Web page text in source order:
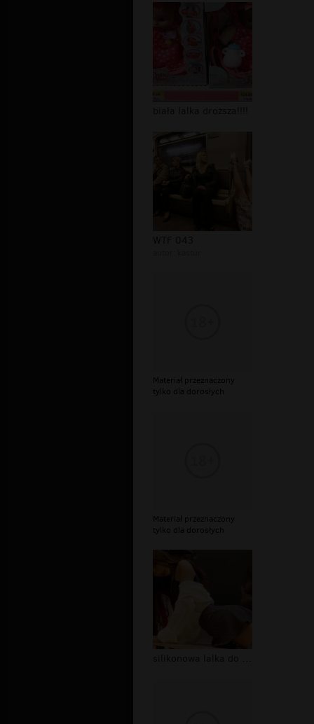
Materiał przeznaczony
tylko dla dorosłych
Materiał przeznaczony
tylko dla dorosłych